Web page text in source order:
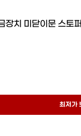
장치 미닫이문 스토
최저가